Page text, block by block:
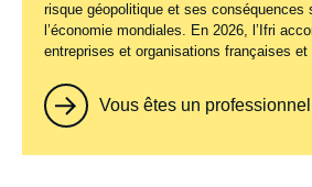
risque géopolitique et ses conséquences
l’économie mondiales. En 2026, l’Ifri
entreprises et organisations françaises et
Vous êtes un professionnel